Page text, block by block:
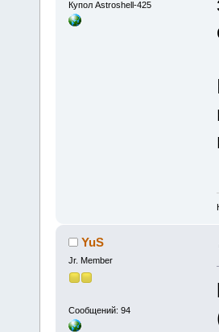
Купол Astroshell-425
YuS
Jr. Member
Сообщений: 94